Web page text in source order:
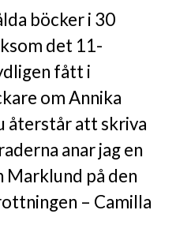
böcker i 30
det 11-
fått i
om Annika
återstår att skriva
anar jag en
Marklund på den
– Camilla